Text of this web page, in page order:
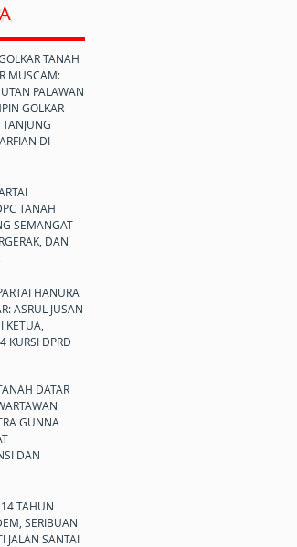
TANAH
MUSCAM:
PALAWAN
GOLKAR
DI
TANAH
SEMANGAT
DAN
HANURA
ASRUL JUSAN
KETUA,
KURSI DPRD
DATAR
GUNNA
DAN
TAHUN
SERIBUAN
JALAN SANTAI